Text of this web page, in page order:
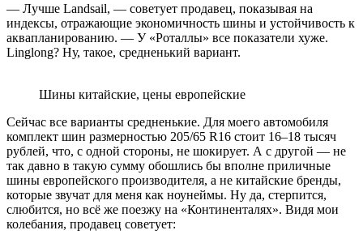
— Лучше Landsail, — советует продавец, показывая на
индексы, отражающие экономичность шины и устойчивость к
аквапланированию. — У «Роталлы» все показатели хуже.
Linglong? Ну, такое, средненький вариант.
Шины китайские, цены европейские
Сейчас все варианты средненькие. Для моего автомобиля
комплект шин размерностью 205/65 R16 стоит 16–18 тысяч
рублей, что, с одной стороны, не шокирует. А с другой — не
так давно в такую сумму обошлись бы вполне приличные
шины европейского производителя, а не китайские бренды,
которые звучат для меня как ноунеймы. Ну да, стерпится,
слюбится, но всё же поезжу на «Континенталях». Видя мои
колебания, продавец советует: